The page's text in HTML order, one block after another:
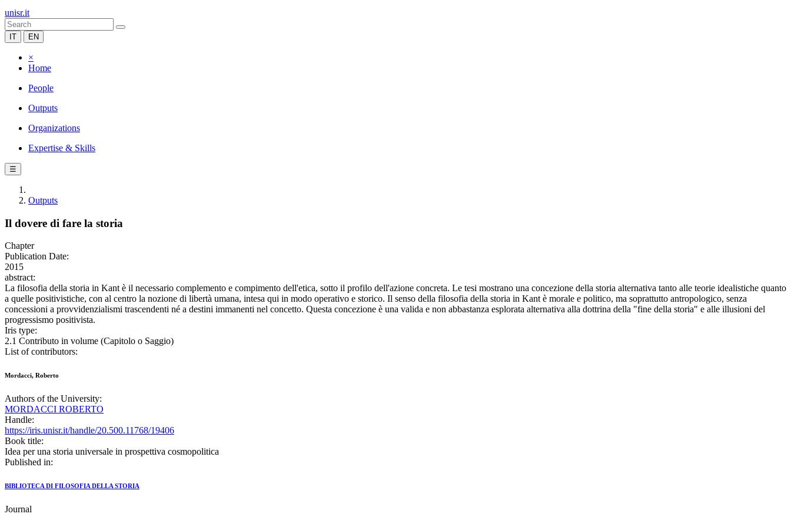
unisr.it
IT EN
×
Home
People
Outputs
Organizations
Expertise & Skills
☰
Outputs
Il dovere di fare la storia
Chapter
Publication Date:
2015
abstract:
La filosofia della storia in Kant è il necessario complemento e compimento dell'etica, sotto il profilo dell'azione concreta. Le tesi mostrano una concezione della storia alternativa tanto alle teorie idealistiche quanto
a quelle positivistiche, con al centro la nozione di libertà umana, intesa qui in modo operativo e storico. Il senso della filosofia della storia in Kant è morale e politico, ma soprattutto antropologico, senza
concessioni a provvidenzialismi trascendenti né a destini immanenti nel concetto. Questa concezione è una valida e non abbastanza esplorata alternativa alla dottrina della "fine della storia" e alle illusioni del
progressismo positivista.
Iris type:
2.1 Contributo in volume (Capitolo o Saggio)
List of contributors:
Mordacci, Roberto
Authors of the University:
MORDACCI ROBERTO
Handle:
https://iris.unisr.it/handle/20.500.11768/19406
Book title:
Idea per una storia universale in prospettiva cosmopolitica
Published in:
BIBLIOTECA DI FILOSOFIA DELLA STORIA
Journal